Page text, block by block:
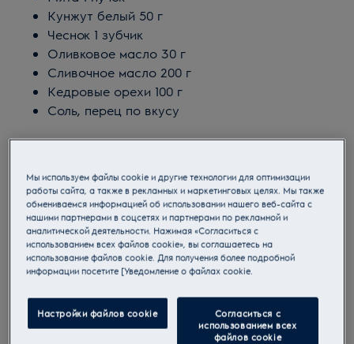
Кунжут белый 50 г
Чеснок 1 зубчик
Оливковое масло 30 г
Сливочное масло 200 г
Кедровые орехи 100 г
Соль, перец по вкусу
Мы используем файлы cookie и другие технологии для оптимизации
работы сайта, а также в рекламных и маркетинговых целях. Мы также
обмениваемся информацией об использовании нашего веб-сайта с
нашими партнерами в соцсетях и партнерами по рекламной и
аналитической деятельности. Нажимая «Согласиться с
использованием всех файлов cookie», вы соглашаетесь на
использование файлов cookie. Для получения более подробной
информации посетите [Уведомление о файлах cookie.
Настройки файлов cookie
Согласиться с
использованием всех
файлов cookie